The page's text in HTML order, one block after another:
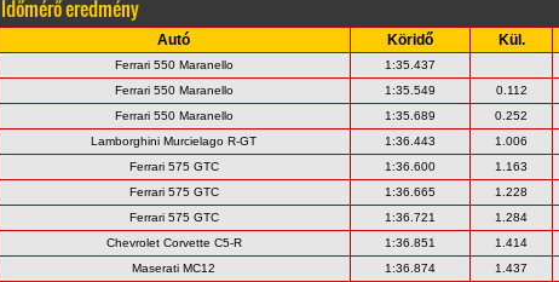
Időmérő eredmény
Autó Köridő Kül.
Ferrari 550 Maranello 1:35.437
Ferrari 550 Maranello 1:35.549 0.112
Ferrari 550 Maranello 1:35.689 0.252
Lamborghini Murcielago R-GT 1:36.443 1.006
Ferrari 575 GTC 1:36.600 1.163
Ferrari 575 GTC 1:36.665 1.228
Ferrari 575 GTC 1:36.721 1.284
Chevrolet Corvette C5-R 1:36.851 1.414
Maserati MC12 1:36.874 1.437